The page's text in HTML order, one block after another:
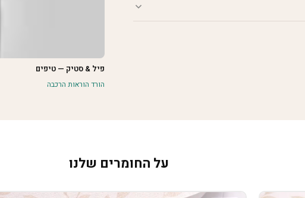
פיל & סטיק — טיפים
הורד הוראות הרכבה
על החומרים שלנו